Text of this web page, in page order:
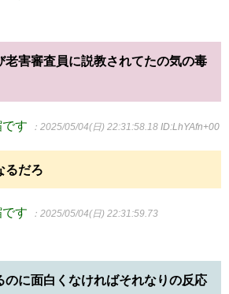
老害審査員に説教されてたの気の毒
す ：2025/05/04(日) 22:31:58.18 ID:LhYAfn+00
るだろ
す ：2025/05/04(日) 22:31:59.73
のに面白くなければそれなりの反応